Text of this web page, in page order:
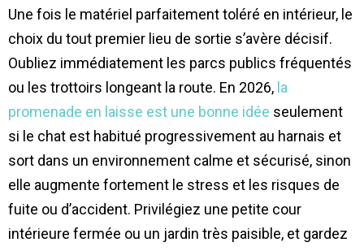
Une fois le matériel parfaitement toléré en intérieur, le
choix du tout premier lieu de sortie s’avère décisif.
Oubliez immédiatement les parcs publics fréquentés
ou les trottoirs longeant la route. En 2026, la
promenade en laisse est une bonne idée seulement
si le chat est habitué progressivement au harnais et
sort dans un environnement calme et sécurisé, sinon
elle augmente fortement le stress et les risques de
fuite ou d’accident. Privilégiez une petite cour
intérieure fermée ou un jardin très paisible, et gardez